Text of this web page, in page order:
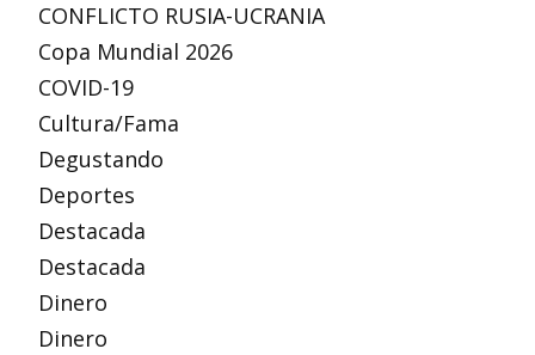
CONFLICTO RUSIA-UCRANIA
Copa Mundial 2026
COVID-19
Cultura/Fama
Degustando
Deportes
Destacada
Destacada
Dinero
Dinero